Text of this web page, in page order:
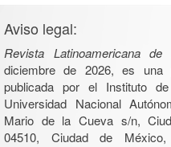
Aviso legal:
Revista Latinoamericana de
diciembre de 2026, es una
publicada por el Instituto
Universidad Nacional
Mario de la Cueva s/n,
04510, Ciudad de